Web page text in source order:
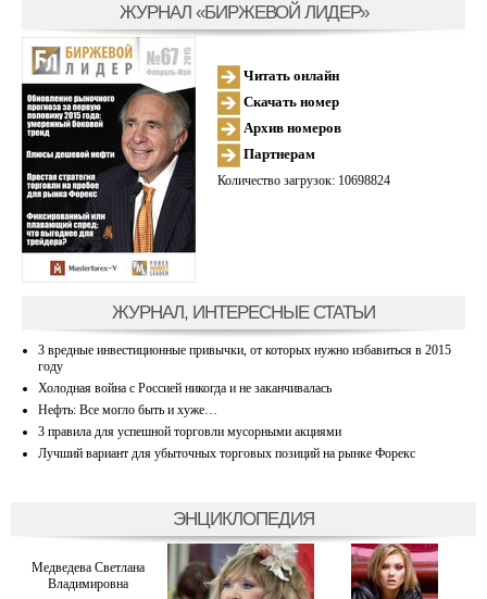
ЖУРНАЛ «БИРЖЕВОЙ ЛИДЕР»
Читать онлайн
Скачать номер
Архив номеров
Партнерам
Количество загрузок: 10698824
ЖУРНАЛ, ИНТЕРЕСНЫЕ СТАТЬИ
3 вредные инвестиционные привычки, от которых нужно избавиться в 2015
году
Холодная война с Россией никогда и не заканчивалась
Нефть: Все могло быть и хуже…
3 правила для успешной торговли мусорными акциями
Лучший вариант для убыточных торговых позиций на рынке Форекс
ЭНЦИКЛОПЕДИЯ
Медведева Светлана
Владимировна